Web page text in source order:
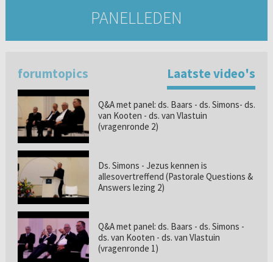
PANELLEDEN
forumtopics Laatste video's
Q&A met panel: ds. Baars - ds. Simons- ds.
van Kooten - ds. van Vlastuin
(vragenronde 2)
Ds. Simons - Jezus kennen is
allesovertreffend (Pastorale Questions &
Answers lezing 2)
Q&A met panel: ds. Baars - ds. Simons -
ds. van Kooten - ds. van Vlastuin
(vragenronde 1)